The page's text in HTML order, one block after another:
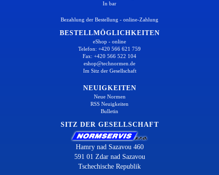
In bar
Bezahlung der Bestellung - online-Zahlung
BESTELLMÖGLICHKEITEN
eShop - online
Telefon: +420 566 621 759
Fax: +420 566 522 104
eshop@technormen.de
Im Sitz der Gesellschaft
NEUIGKEITEN
Neue Normen
RSS Neuigkeiten
Bulletin
SITZ DER GESELLSCHAFT
Hamry nad Sazavou 460
591 01 Zdar nad Sazavou
Tschechische Republik